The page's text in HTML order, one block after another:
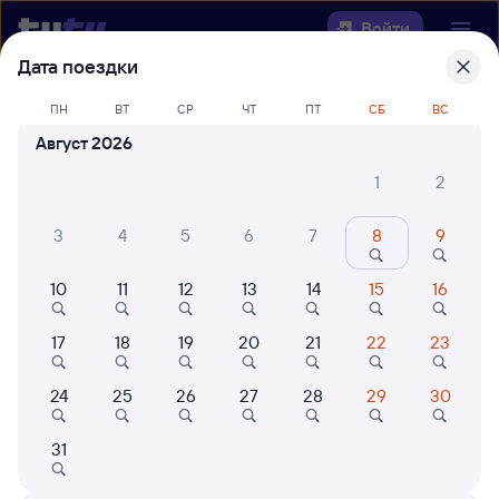
Войти
Выберите день, чтобы найтиж/д
билеты Брантовка — Кипелово
Куда
Когда
Кто едет
Найти поезда
Дата поездки
ПН ВТ СР ЧТ ПТ СБ ВС
Август 2026
1
2
3 4 5 6 7 8 9
10 11 12 13 14 15 16
17 18 19 20 21 22 23
24 25 26 27 28 29 30
31